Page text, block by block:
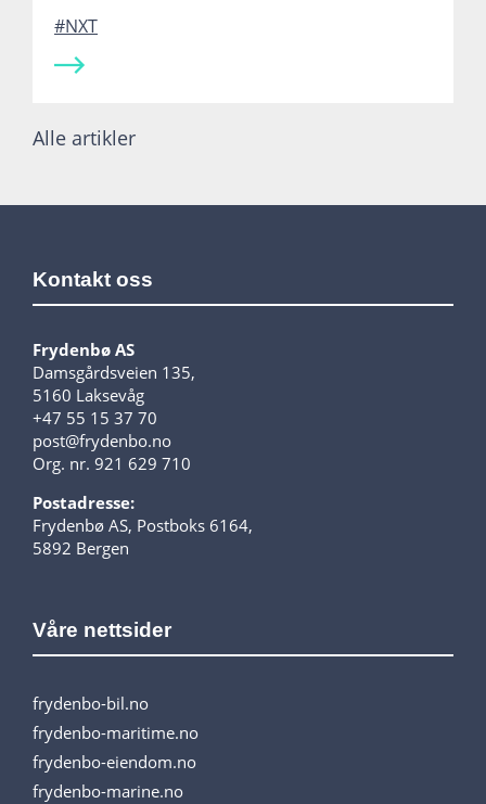
NXT
Alle artikler
Kontakt oss
Frydenbø AS
Damsgårdsveien 135,
5160 Laksevåg
+47 55 15 37 70
post@frydenbo.no
Org. nr. 921 629 710
Postadresse:
Frydenbø AS, Postboks 6164,
5892 Bergen
Våre nettsider
frydenbo-bil.no
frydenbo-maritime.no
frydenbo-eiendom.no
frydenbo-marine.no